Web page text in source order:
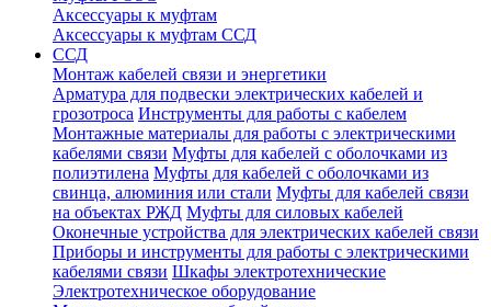
Аксессуары к муфтам
Аксессуары к муфтам ССД
ССД
Монтаж кабелей связи и энергетики
Арматура для подвески электрических кабелей и
грозотроса Инструменты для работы с кабелем
Монтажные материалы для работы с электрическими
кабелями связи Муфты для кабелей с оболочками из
полиэтилена Муфты для кабелей с оболочками из
свинца, алюминия или стали Муфты для кабелей связи
на объектах РЖД Муфты для силовых кабелей
Оконечные устройства для электрических кабелей связи
Приборы и инструменты для работы с электрическими
кабелями связи Шкафы электротехнические
Электротехническое оборудование